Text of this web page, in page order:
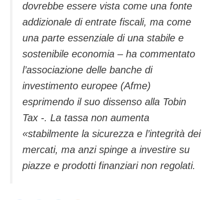
dovrebbe essere vista come una fonte
addizionale di entrate fiscali, ma come
una parte essenziale di una stabile e
sostenibile economia – ha commentato
l’associazione delle banche di
investimento europee (Afme)
esprimendo il suo dissenso alla Tobin
Tax -. La tassa non aumenta
«stabilmente la sicurezza e l’integrità dei
mercati, ma anzi spinge a investire su
piazze e prodotti finanziari non regolati.